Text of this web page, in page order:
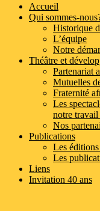
Accueil
Qui sommes-
Historique
L’équipe
Notre
Théâtre et
Partenariat
Mutuelles
Fraternité
Les
notre
Nos
Publications
Les
Les
Liens
Invitation 40 ans